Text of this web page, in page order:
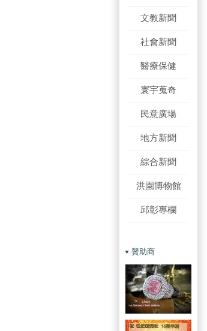
文教新聞
社會新聞
醫療保健
寰宇蒐奇
民意廣場
地方新聞
綜合新聞
洪園博物館
邱彰專欄
贊助商